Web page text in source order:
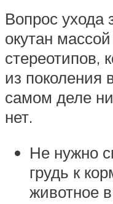
Вопрос ухода
окутан
стереотипов,
из поколения
самом деле
нет.
Не нужно
грудь к
животное